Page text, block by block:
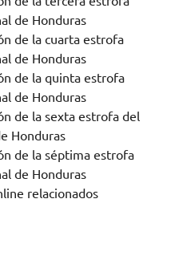
de Honduras
de la cuarta estrofa
de Honduras
de la quinta estrofa
de Honduras
de la sexta estrofa del
Honduras
de la séptima estrofa
de Honduras
relacionados